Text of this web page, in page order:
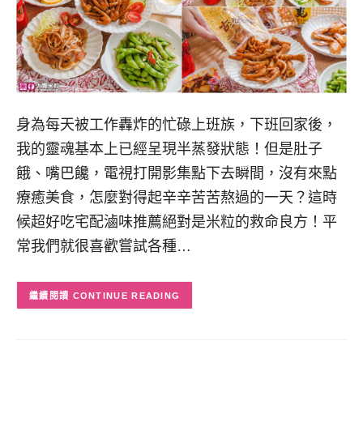
身為每天被工作轟炸的忙碌上班族，下班回家後，
我的靈魂基本上已經呈現半蒸發狀態！但是肚子
餓、嘴巴饞，電視打開影集點下去瞬間，沒有來點
療癒美食，怎麼對得起辛辛苦苦熬過的一天？這時
候超好吃宅配滷味推薦絕對是米粒的救命良方！平
常我們就很喜歡嘗試各種…
CONTINUE READING